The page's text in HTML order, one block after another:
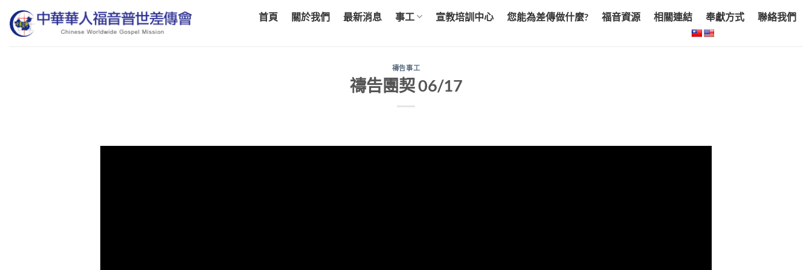
content
首頁 關於我們 最新消息 事工 宣教培訓中心 您能為差傳做什麼? 福音資源 相關連結 奉獻方式 聯絡我們
禱告事工
禱告團契 06/17